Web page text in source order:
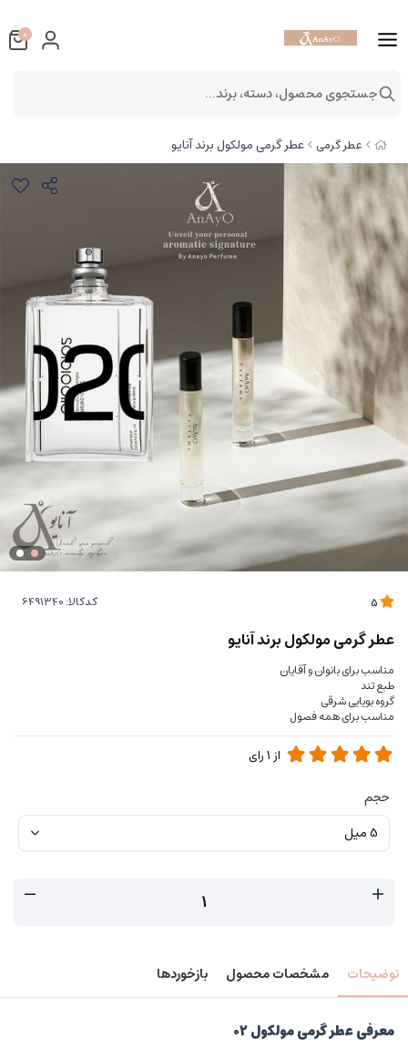
عطر گرمی عطر گرمی مولکول برند آنایو
کدکالا:
عطر گرمی مولکول برند آنایو
مناسب برای بانوان و آقایان
طبع تند
گروه بویایی شرقی
مناسب برای همه فصول
از 1رای
حجم
توضیحات مشخصات محصول بازخوردها
معرفی عطر گرمی مولکول 02
0
جستجوی محصول، دسته، برند...